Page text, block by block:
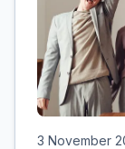
3 November